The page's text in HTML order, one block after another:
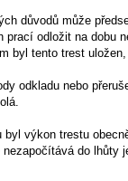
důvodů může
prací odložit na dobu
byl tento trest uložen,
odkladu nebo
byl výkon trestu
nezapočítává do lhůty